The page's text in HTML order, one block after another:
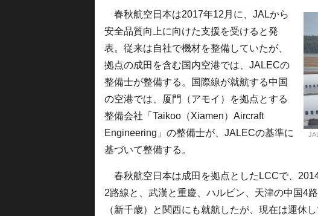
春秋航空日本は2017年12月に、JALから
安全品質向上に向けた支援を受けると発
表。従来は自社で機材を整備していたが、
拠点の成田を含む国内空港では、JALECの
整備士が整備する。国際線が就航する中国
の空港では、厦門（アモイ）を拠点とする
整備会社「Taikoo（Xiamen）Aircraft
Engineering」の整備士が、JALECの基準に
基づいて整備する。
春秋航空日本は成田を拠点としたLCCで、
2路線と、武漢と重慶、ハルビン、天津の中国4
（新千歳）と関西にも就航したが、現在は運休し